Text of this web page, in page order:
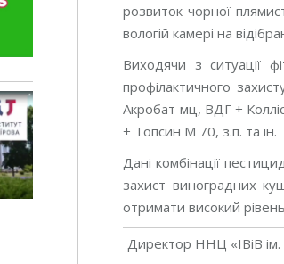
розвиток чорної
вологій камері на
Виходячи з ситуації
профілактичного
Акробат мц, ВДГ +
+ Топсин М 70, з.п. та ін.
Дані комбінації
захист виноградних
отримати високий
Директор ННЦ «ІВіВ ім.